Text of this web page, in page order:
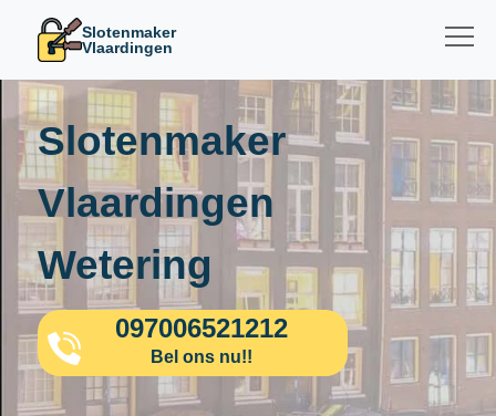
Slotenmaker
Vlaardingen
Slotenmaker
Vlaardingen
Wetering
097006521212
Bel ons nu!!